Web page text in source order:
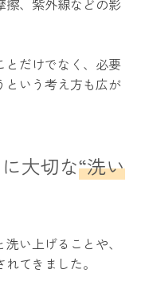
擦、紫外線などの影
とだけでなく、必要
という考え方も広が
大切な“洗い
い上げることや、
てきました。